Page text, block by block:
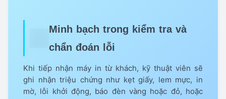
Minh bạch trong kiểm tra và
chẩn đoán lỗi
Khi tiếp nhận máy in từ khách, kỹ thuật viên sẽ
ghi nhận triệu chứng như kẹt giấy, lem mực, in
mờ, lỗi khởi động, báo đèn vàng hoặc đỏ, hoặc